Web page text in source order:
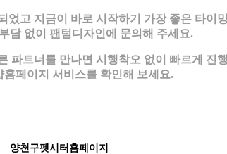
고 지금이 바로 시작하기 가장 좋은 타이
담 없이 팬텀디자인에 문의해 주세요.
트너를 만나면 시행착오 없이 빠르게 진
홈페이지 서비스를 확인해 보세요.
양천구펫시터홈페이지